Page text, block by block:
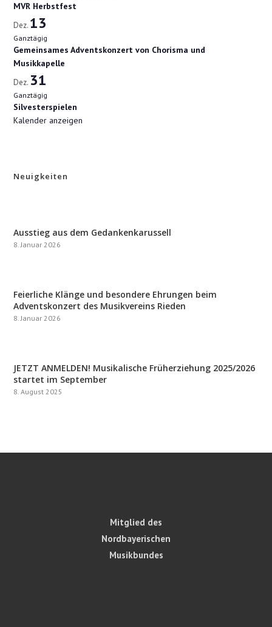
MVR Herbstfest
Dez. 13
Ganztägig
Gemeinsames Adventskonzert von Chorisma und
Musikkapelle
Dez. 31
Ganztägig
Silvesterspielen
Kalender anzeigen
Neuigkeiten
Ausstieg aus dem Gedankenkarussell
8. Januar 2026
Feierliche Klänge und besondere Ehrungen beim
Adventskonzert des Musikvereins Rieden
8. Januar 2026
JETZT ANMELDEN! Musikalische Früherziehung 2025/2026
startet im September
8. August 2025
Mitglied des
Nordbayerischen
Musikbundes